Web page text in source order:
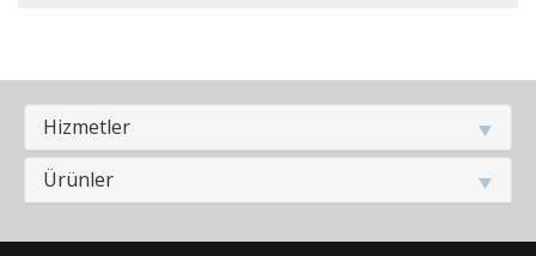
Hizmetler
Ürünler